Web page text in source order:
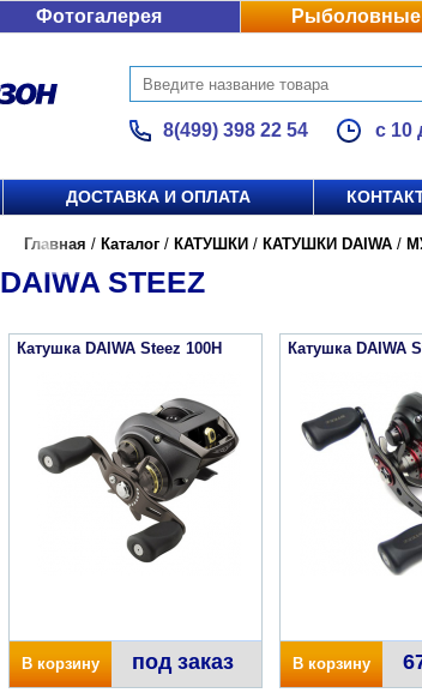
Фотогалерея Рыболовные
8(499) 398 22 54 с 10
ДОСТАВКА И ОПЛАТА
Главная / Каталог / КАТУШКИ / КАТУШКИ DAIWA /
DAIWA STEEZ
Катушка DAIWA Steez 100H
В корзину под заказ
Катушка DAIWA
В корзину